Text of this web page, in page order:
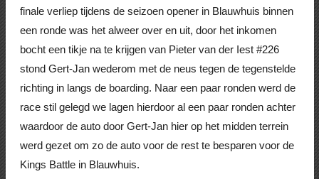
finale verliep tijdens de seizoen opener in Blauwhuis binnen
een ronde was het alweer over en uit, door het inkomen
bocht een tikje na te krijgen van Pieter van der Iest #226
stond Gert-Jan wederom met de neus tegen de tegenstelde
richting in langs de boarding. Naar een paar ronden werd de
race stil gelegd we lagen hierdoor al een paar ronden achter
waardoor de auto door Gert-Jan hier op het midden terrein
werd gezet om zo de auto voor de rest te besparen voor de
Kings Battle in Blauwhuis.